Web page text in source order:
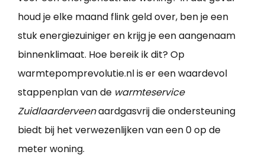
houd je elke maand flink geld over, ben je een
stuk energiezuiniger en krijg je een aangenaam
binnenklimaat. Hoe bereik ik dit? Op
warmtepomprevolutie.nl is er een waardevol
stappenplan van de warmteservice
Zuidlaarderveenaardgasvrij die ondersteuning
biedt bij het verwezenlijken van een 0 op de
meter woning.